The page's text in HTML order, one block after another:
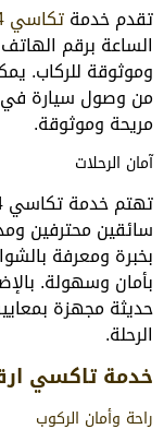
تقدم خدمةتكاسي 24 في الكويت
وموثوقة للركاب.
من وصول سيارة في
مريحة وموثوقة.
آمان الرحلات
سائقين محترفين
بخبرة ومعرفة
حديثة مجهزة
الرحلة.
خدمة تاكسي
راحة وأمان الركوب